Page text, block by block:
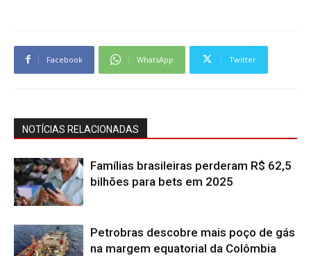
Facebook WhatsApp Twitter
NOTÍCIAS RELACIONADAS
Famílias brasileiras perderam R$ 62,5
bilhões para bets em 2025
Petrobras descobre mais poço de gás
na margem equatorial da Colômbia